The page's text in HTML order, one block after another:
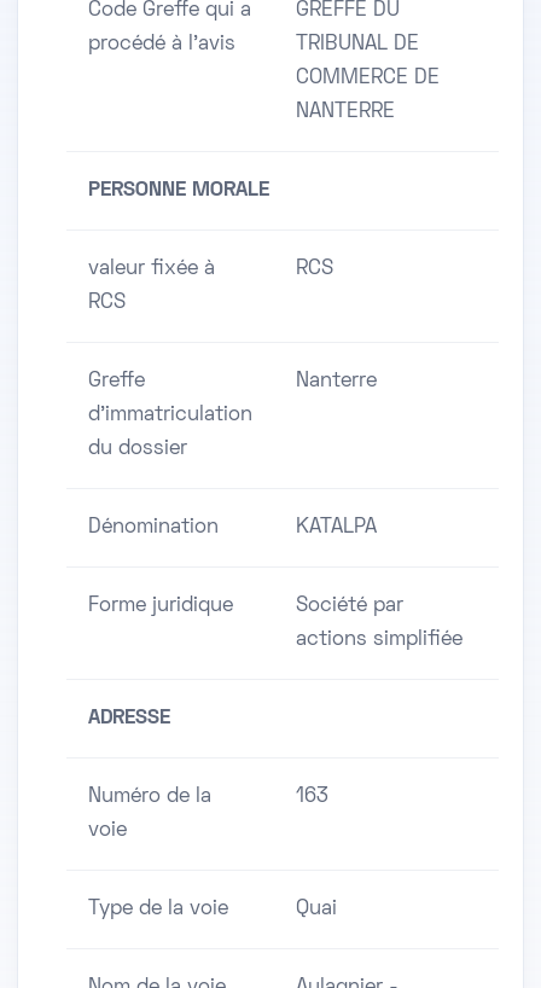
Code Greffe qui a
procédé à l'avis
GREFFE DU
TRIBUNAL DE
COMMERCE DE
NANTERRE
PERSONNE MORALE
valeur fixée à
RCS
RCS
Greffe
d'immatriculation
du dossier
Nanterre
Dénomination KATALPA
Forme juridique
Société par
actions simplifiée
ADRESSE
Numéro de la
voie
163
Type de la voie Quai